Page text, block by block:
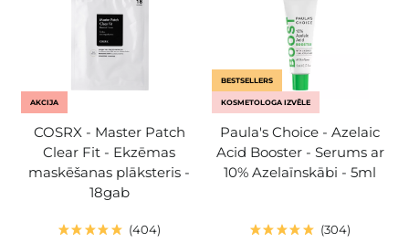
AKCIJA
COSRX - Master Patch
Clear Fit - Ekzēmas
maskēšanas plāksteris -
18gab
404
BESTSELLERS
KOSMETOLOGA IZVĒLE
Paula's Choice - Azelaic
Acid Booster - Serums ar
10% Azelaīnskābi - 5ml
304